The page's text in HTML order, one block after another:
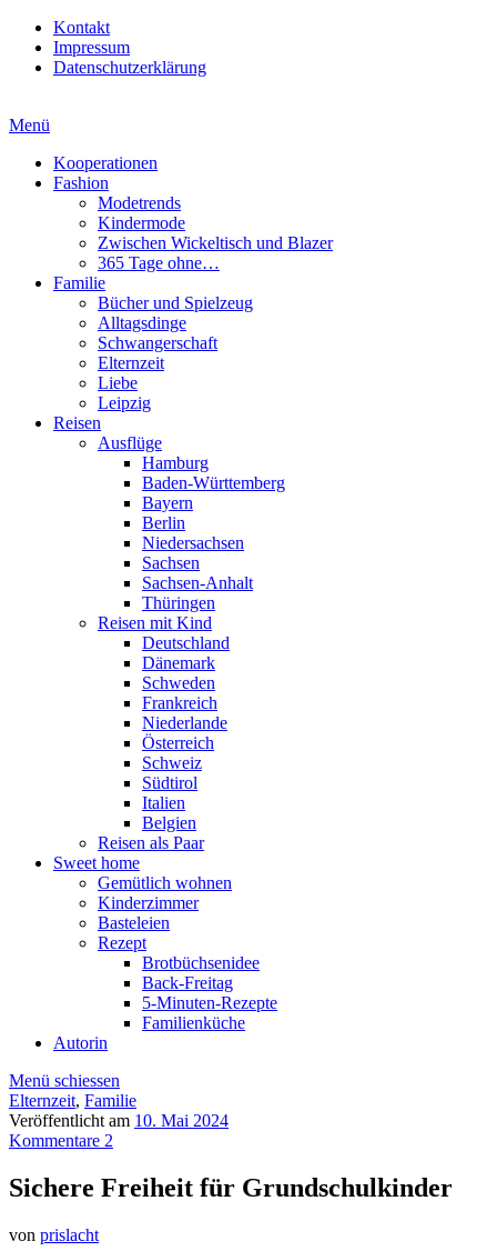
Kontakt
Impressum
Datenschutzerklärung
Menü
Kooperationen
Fashion
Modetrends
Kindermode
Zwischen Wickeltisch und Blazer
365 Tage ohne…
Familie
Bücher und Spielzeug
Alltagsdinge
Schwangerschaft
Elternzeit
Liebe
Leipzig
Reisen
Ausflüge
Hamburg
Baden-Württemberg
Bayern
Berlin
Niedersachsen
Sachsen
Sachsen-Anhalt
Thüringen
Reisen mit Kind
Deutschland
Dänemark
Schweden
Frankreich
Niederlande
Österreich
Schweiz
Südtirol
Italien
Belgien
Reisen als Paar
Sweet home
Gemütlich wohnen
Kinderzimmer
Basteleien
Rezept
Brotbüchsenidee
Back-Freitag
5-Minuten-Rezepte
Familienküche
Autorin
Menü schiessen
Elternzeit, Familie
Veröffentlicht am 10. Mai 2024
Kommentare 2
Sichere Freiheit für Grundschulkinder
von prislacht